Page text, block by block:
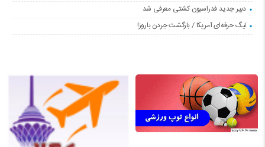
دبیر جدید فدراسیون کشتی معرفی شد
لیگ حرفه‌ای آمریکا / بازگشت جردن باروز!